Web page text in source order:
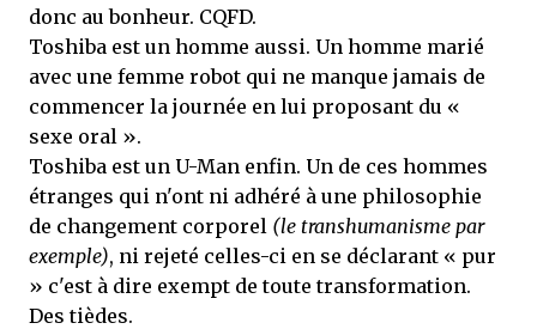
donc au bonheur. CQFD.
Toshiba est un homme aussi. Un homme marié
avec une femme robot qui ne manque jamais de
commencer la journée en lui proposant du «
sexe oral ».
Toshiba est un U-Man enfin. Un de ces hommes
étranges qui n'ont ni adhéré à une philosophie
de changement corporel (le transhumanisme par
exemple), ni rejeté celles-ci en se déclarant « pur
» c'est à dire exempt de toute transformation.
Des tièdes.